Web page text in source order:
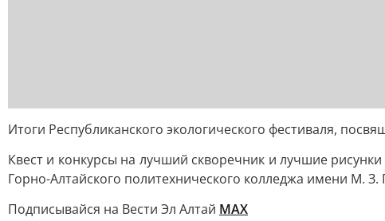
Итоги Республиканского экологического фестиваля,
Квест и конкурсы на лучший скворечник и лучшие
Горно-Алтайского политехнического колледжа имени М. З.
Подписывайся на Вести Эл Алтай МАХ